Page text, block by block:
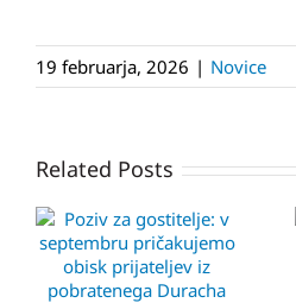
19 februarja, 2026 | Novice
Related Posts